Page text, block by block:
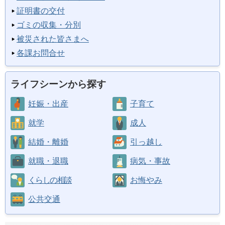
証明書の交付
ゴミの収集・分別
被災された皆さまへ
各課お問合せ
ライフシーンから探す
妊娠・出産 子育て
就学 成人
結婚・離婚 引っ越し
就職・退職 病気・事故
くらしの相談 お悔やみ
公共交通